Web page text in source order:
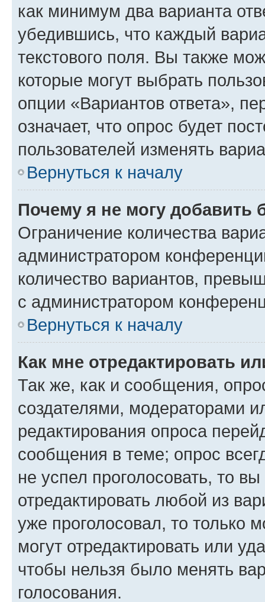
как минимум два варианта
убедившись, что каждый
текстового поля. Вы также
которые могут выбрать
опции «Вариантов ответа»,
означает, что опрос будет
пользователей изменять
Вернуться к началу
Почему я не могу добавить
Ограничение количества
администратором
количество вариантов,
с администратором
Вернуться к началу
Как мне отредактировать
Так же, как и сообщения,
создателями, модераторами
редактирования опроса
сообщения в теме; опрос
не успел проголосовать, то
отредактировать любой из
уже проголосовал, то только
могут отредактировать или
чтобы нельзя было менять
голосования.